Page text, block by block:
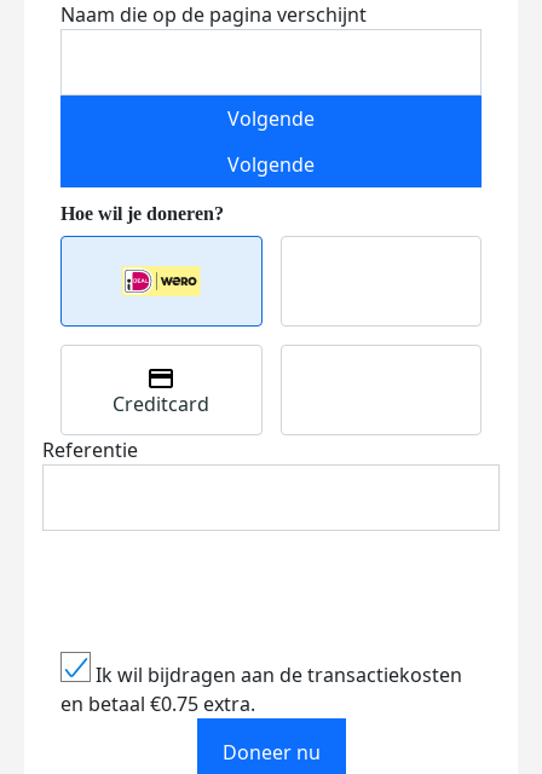
Naam die op de pagina verschijnt
Volgende
Volgende
Creditcard
Referentie
Ik wil bijdragen aan de transactiekosten
en betaal €0.75 extra.
Doneer nu